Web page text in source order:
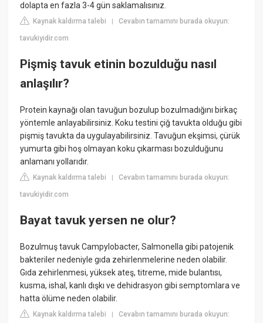
dolapta en fazla 3-4 gün saklamalısınız.
Kaynak kaldırma talebi |Cevabın tamamını burada okuyun:
tavukiyidir.com
Pişmiş tavuk etinin bozulduğu nasıl
anlaşılır?
Protein kaynağı olan tavuğun bozulup bozulmadığını birkaç
yöntemle anlayabilirsiniz. Koku testini çiğ tavukta olduğu gibi
pişmiş tavukta da uygulayabilirsiniz. Tavuğun ekşimsi, çürük
yumurta gibi hoş olmayan koku çıkarması bozulduğunu
anlamanı yollarıdır.
Kaynak kaldırma talebi |Cevabın tamamını burada okuyun:
tavukiyidir.com
Bayat tavuk yersen ne olur?
Bozulmuş tavuk Campylobacter, Salmonella gibi patojenik
bakteriler nedeniyle gıda zehirlenmelerine neden olabilir.
Gıda zehirlenmesi, yüksek ateş, titreme, mide bulantısı,
kusma, ishal, kanlı dışkı ve dehidrasyon gibi semptomlara ve
hatta ölüme neden olabilir.
Kaynak kaldırma talebi |Cevabın tamamını burada okuyun: